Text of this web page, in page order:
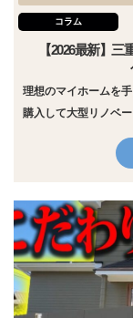
コラム
【2026最新】
理想のマイホームを
購入して大型リノベ